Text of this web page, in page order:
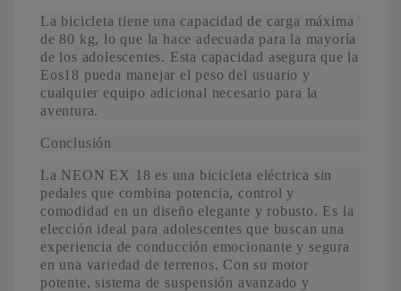
La bicicleta tiene una capacidad de carga máxima
de 80 kg, lo que la hace adecuada para la mayoría
de los adolescentes. Esta capacidad asegura que la
Eos18 pueda manejar el peso del usuario y
cualquier equipo adicional necesario para la
aventura.
Conclusión
La NEON EX 18 es una bicicleta eléctrica sin
pedales que combina potencia, control y
comodidad en un diseño elegante y robusto. Es la
elección ideal para adolescentes que buscan una
experiencia de conducción emocionante y segura
en una variedad de terrenos. Con su motor
potente, sistema de suspensión avanzado y